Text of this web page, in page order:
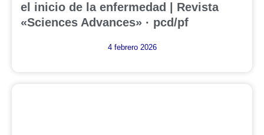
el inicio de la enfermedad | Revista
«Sciences Advances» · pcd/pf
4 febrero 2026